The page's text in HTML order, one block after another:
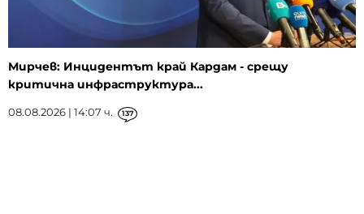
Мирчев: Инцидентът край Кардам - срещу
критична инфраструктура...
08.08.2026 | 14:07 ч. 137